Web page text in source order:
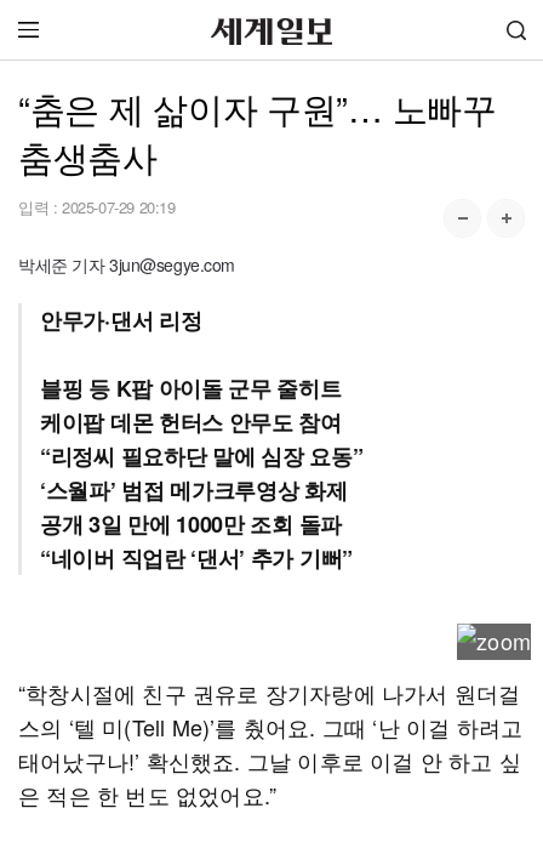
“춤은 제 삶이자 구원”… 노빠꾸
춤생춤사
입력 : 2025-07-29 20:19
박세준 기자 3jun@segye.com
안무가·댄서 리정
블핑 등 K팝 아이돌 군무 줄히트
케이팝 데몬 헌터스 안무도 참여
“리정씨 필요하단 말에 심장 요동”
‘스월파’ 범접 메가크루영상 화제
공개 3일 만에 1000만 조회 돌파
“네이버 직업란 ‘댄서’ 추가 기뻐”
“학창시절에 친구 권유로 장기자랑에 나가서 원더걸
스의 ‘텔 미(Tell Me)’를 췄어요. 그때 ‘난 이걸 하려고
태어났구나!’ 확신했죠. 그날 이후로 이걸 안 하고 싶
은 적은 한 번도 없었어요.”